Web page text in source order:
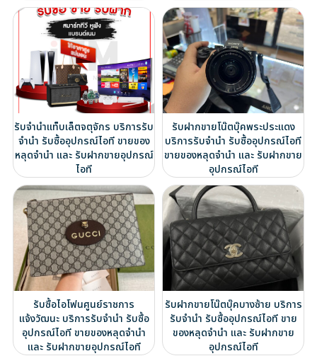
รับจำนำแท็บเล็ตจตุจักร บริการรับ
จำนำ รับซื้ออุปกรณ์ไอที ขายของ
หลุดจำนำ และ รับฝากขายอุปกรณ์
ไอที
รับฝากขายโน๊ตบุ๊คพระประแดง
บริการรับจำนำ รับซื้ออุปกรณ์ไอที
ขายของหลุดจำนำ และ รับฝากขาย
อุปกรณ์ไอที
รับซื้อไอโฟนศูนย์ราชการ
แจ้งวัฒนะ บริการรับจำนำ รับซื้อ
อุปกรณ์ไอที ขายของหลุดจำนำ
และ รับฝากขายอุปกรณ์ไอที
รับฝากขายโน๊ตบุ๊คบางซ้าย บริการ
รับจำนำ รับซื้ออุปกรณ์ไอที ขาย
ของหลุดจำนำ และ รับฝากขาย
อุปกรณ์ไอที